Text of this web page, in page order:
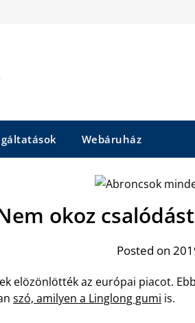
Webáruház
okoz
Posted on
elözönlötték az európai piacot.
szó, amilyen a Linglong gumi is.